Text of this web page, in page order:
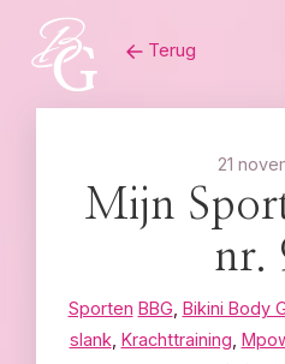
content
Terug
21
Mijn
nr.
Sporten BBG Bikini Body
slank Krachttraining